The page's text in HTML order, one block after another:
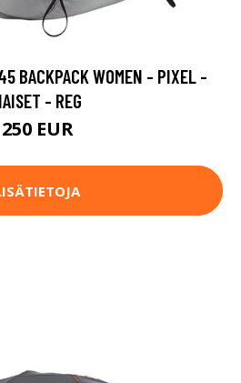
BACKPACK WOMEN - PIXEL -
- REG
250 EUR